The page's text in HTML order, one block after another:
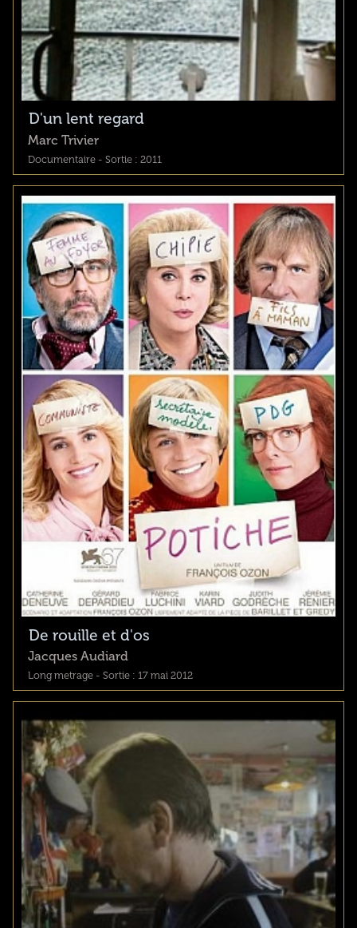
D'un lent regard
Marc Trivier
Documentaire - Sortie : 2011
De rouille et d'os
Jacques Audiard
Long metrage - Sortie : 17 mai 2012